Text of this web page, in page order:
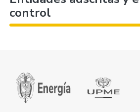
control